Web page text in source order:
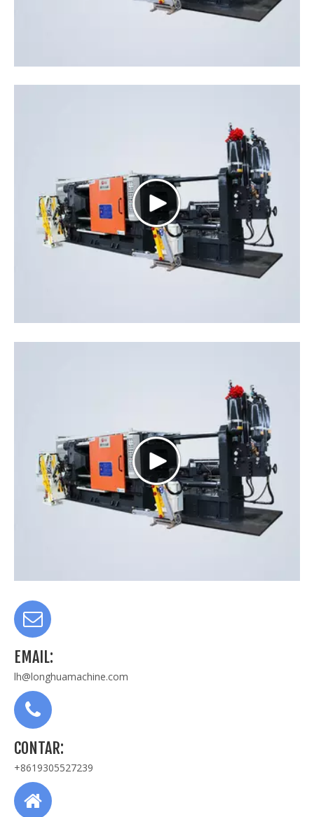
EMAIL:
lh@longhuamachine.com
CONTAR:
+8619305527239